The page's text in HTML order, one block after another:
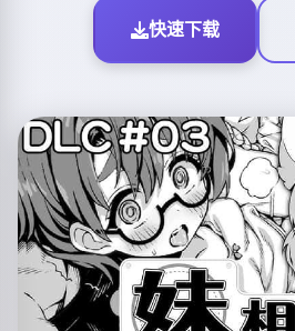
快速下载